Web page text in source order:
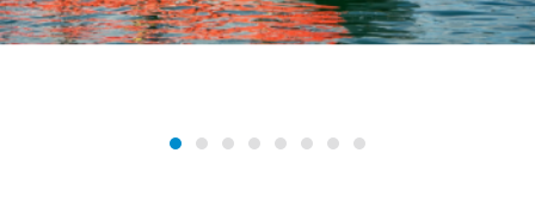
Wasserwacht Marktoberdorf